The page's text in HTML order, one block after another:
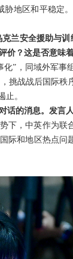
地区和平稳定
兰安全援助与
价？这是否意味
”，同域外军事
战战后国际秩
止。
的消息。发言
下，中英作为联
际和地区热点